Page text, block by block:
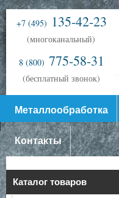
+7 (495) 135-42-23
(многоканальный)
8 (800) 775-58-31
(бесплатный звонок)
Металлообработка
Контакты
Каталог товаров